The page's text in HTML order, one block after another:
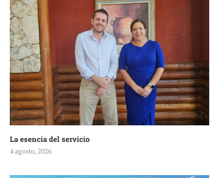
La esencia del servicio
4 agosto, 2026